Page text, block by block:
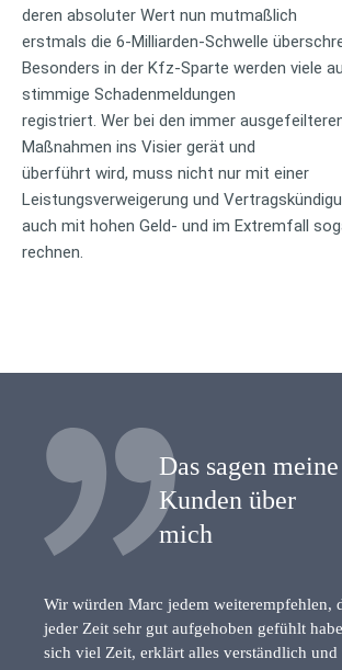
deren absoluter Wert nun mutmaßlich
erstmals die 6-Milliarden-Schwelle
Besonders in der Kfz-Sparte werden viele
stimmige Schadenmeldungen
registriert. Wer bei den immer
Maßnahmen ins Visier gerät und
überführt wird, muss nicht nur mit einer
Leistungsverweigerung und
auch mit hohen Geld- und im Extremfall
rechnen.
Das sagen meine
Kunden über
mich
Wir würden Marc jedem weiterempfehlen,
jeder Zeit sehr gut aufgehoben gefühlt
sich viel Zeit, erklärt alles verständlich und